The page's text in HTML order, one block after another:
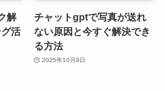
解
活
チャットgptで写真が送れ
ない原因と今すぐ解決でき
る方法
2025年10月9日